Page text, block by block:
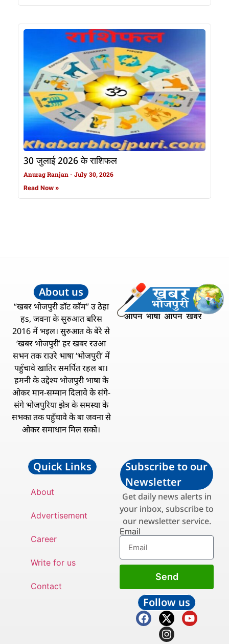
30 जुलाई 2026 के राशिफल
Anurag Ranjan July 30, 2026
Read Now »
About us
“खबर भोजपुरी डॉट कॉम” उ ठेहा
हs, जवना के सुरुआत बरिस
2016 में भइल। सुरुआत के बेरे से
‘खबर भोजपुरी’ हर खबर रउआ
सभन तक राउरे भाषा ‘भोजपुरी’ में
पहुँचावे खातिर समर्पित रहल बा।
हमनी के उद्देश्य भोजपुरी भाषा के
ओकर मान-सम्मान दिलावे के संगे-
संगे भोजपुरिया झेत्र के समस्या के
सभका तक पहुँचावे के बा जवना से
ओकर समाधान मिल सको।
Quick Links
About
Advertisement
Career
Write for us
Contact
Subscribe to our
Newsletter
Get daily news alerts in
your inbox, subscribe to
our newsletter service.
Email
Send
Follow us